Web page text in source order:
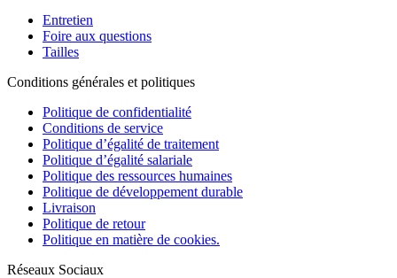
Entretien
Foire aux questions
Tailles
Conditions générales et politiques
Politique de confidentialité
Conditions de service
Politique d’égalité de traitement
Politique d’égalité salariale
Politique des ressources humaines
Politique de développement durable
Livraison
Politique de retour
Politique en matière de cookies.
Réseaux Sociaux